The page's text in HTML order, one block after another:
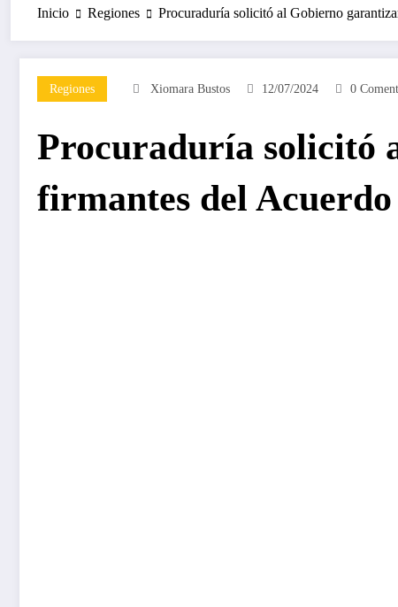
Inicio Regiones Procuraduría solicitó al Gobierno
Regiones Xiomara Bustos 12/07/2024 0
Procuraduría solicitó
firmantes del